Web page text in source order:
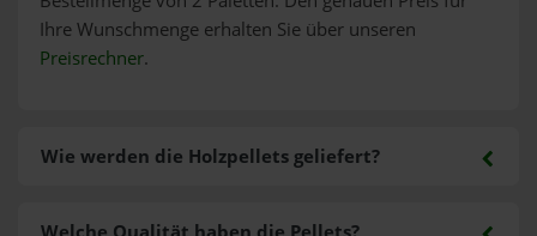
Ihre Wunschmenge erhalten Sie über unseren
Preisrechner.
Wie werden die Holzpellets geliefert?